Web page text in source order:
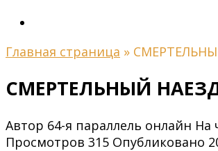
Главная страница »
СМЕРТЕЛЬНЫЙ
Автор 64-я параллель онлайн На
Просмотров 315 Опубликовано